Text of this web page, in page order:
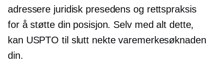
adressere juridisk presedens og rettspraksis
for å støtte din posisjon. Selv med alt dette,
kan USPTO til slutt nekte varemerkesøknaden
din.